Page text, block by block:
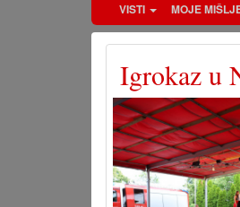
VISTI MOJE
Igrokaz u